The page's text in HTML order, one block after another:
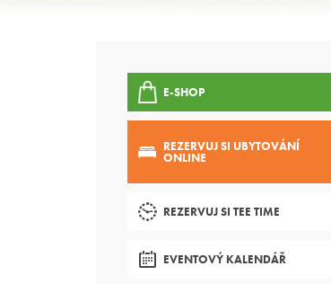
E-SHOP
REZERVUJ SI UBYTOVÁNÍ
ONLINE
REZERVUJ SI TEE TIME
EVENTOVÝ KALENDÁŘ